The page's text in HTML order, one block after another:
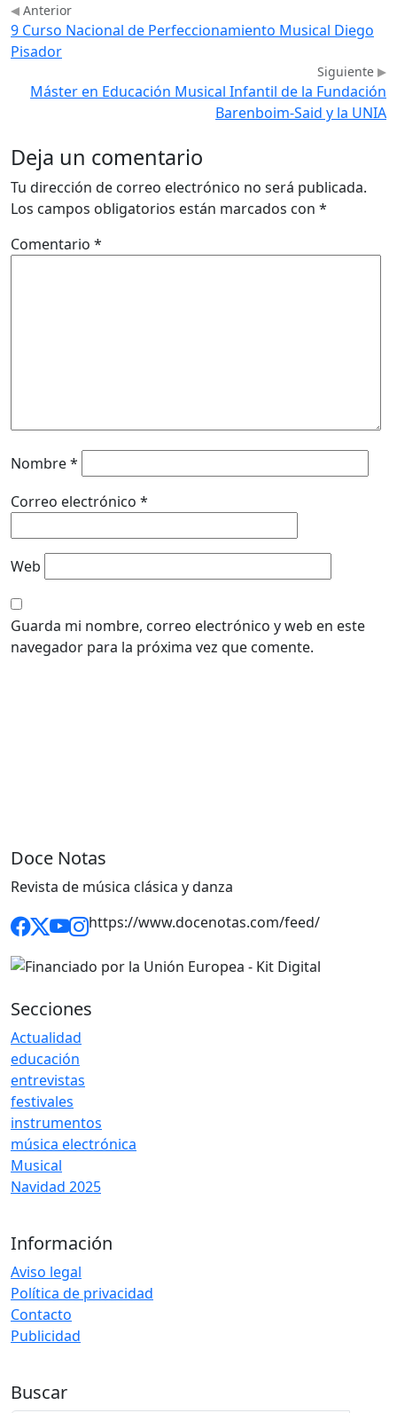
Anterior
9 Curso Nacional de Perfeccionamiento Musical Diego
Pisador
Siguiente
Máster en Educación Musical Infantil de la Fundación
Barenboim-Said y la UNIA
Deja un comentario
Tu dirección de correo electrónico no será publicada.
Los campos obligatorios están marcados con *
Comentario *
Nombre*
Correo electrónico *
Web
Guarda mi nombre, correo electrónico y web en este
navegador para la próxima vez que comente.
Doce Notas
Revista de música clásica y danza
https://www.docenotas.com/feed/
Secciones
Actualidad
educación
entrevistas
festivales
instrumentos
música electrónica
Musical
Navidad 2025
Información
Aviso legal
Política de privacidad
Contacto
Publicidad
Buscar